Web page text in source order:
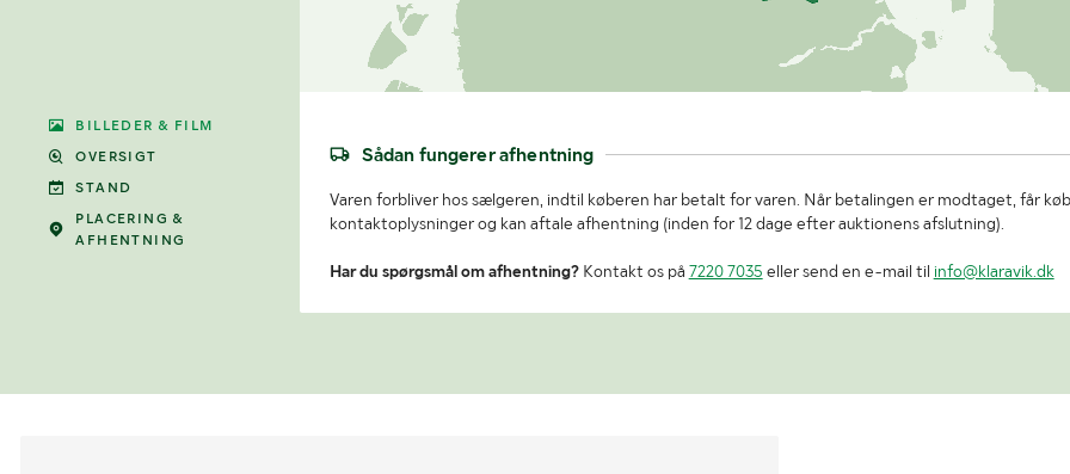
BILLEDER & FILM
OVERSIGT
STAND
PLACERING &
AFHENTNING
Sådan fungerer afhentning
Varen forbliver hos sælgeren, indtil køberen har betalt for varen. Når betalingen er modtaget, får
kontaktoplysninger og kan aftale afhentning (inden for 12 dage efter auktionens afslutning).
Har du spørgsmål om afhentning?Kontakt os på 7220 7035 eller send en e-mail til info@klaravik.dk